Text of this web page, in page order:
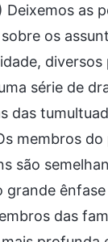
Deixemos as
os
diversos
série de
das
membros do
são
grande
das